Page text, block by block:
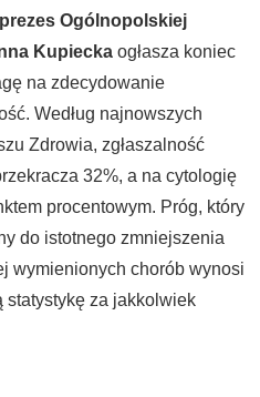
Ogólnopolskiej
Kupiecka ogłasza koniec
na zdecydowanie
Według najnowszych
Zdrowia, zgłaszalność
32%, a na cytologię
procentowym. Próg, który
do istotnego zmniejszenia
wymienionych chorób wynosi
statystykę za jakkolwiek